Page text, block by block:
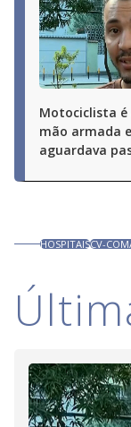
Motociclista
mão armada
aguardava
HOSPITAISCV-